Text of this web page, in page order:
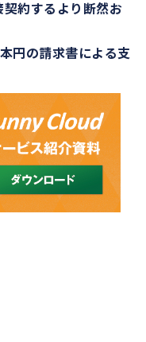
約するより断然お
円の請求書による支